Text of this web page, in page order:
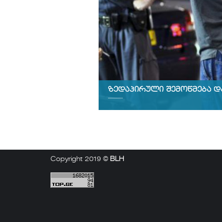
ზედაპირული შემოწმება
Copyright 2019 © BLH